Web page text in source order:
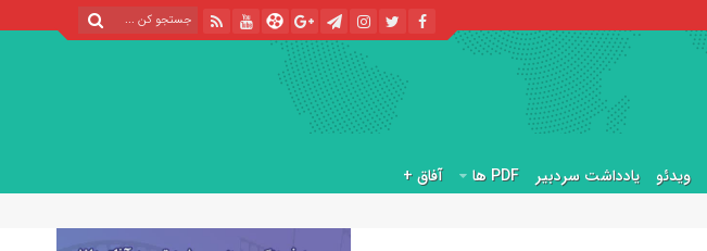
ویدئو یادداشت سردبیر PDF ها آفاق +